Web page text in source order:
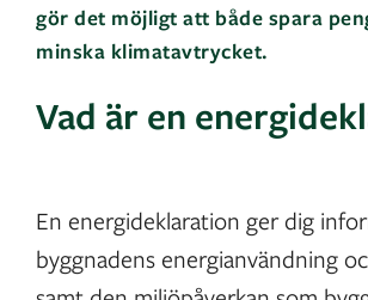
gör det möjligt att både spara
minska klimatavtrycket.
Vad är en
En energideklaration ger dig
byggnadens energianvändning